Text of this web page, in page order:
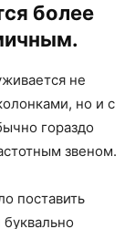
более
не
но и с
гораздо
звеном.
поставить